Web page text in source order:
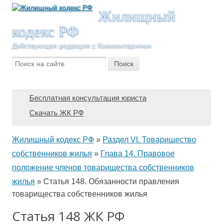
Жилищный
кодекс РФ
Действующая редакция с Комментариями
Бесплатная консультация юриста
Скачать ЖК РФ
Жилищный кодекс РФ » Раздел VI. Товарищество
собственников жилья » Глава 14. Правовое
положение членов товарищества собственников
жилья » Статья 148. Обязанности правления
товарищества собственников жилья
Статья 148 ЖК РФ